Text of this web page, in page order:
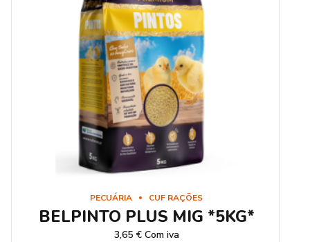
PECUÁRIA CUF RAÇÕES
BELPINTO PLUS MIG *5KG*
3,65 € Com iva